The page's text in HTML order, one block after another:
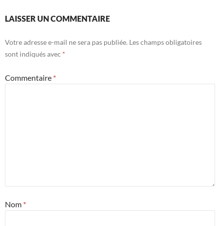
LAISSER UN COMMENTAIRE
Votre adresse e-mail ne sera pas publiée. Les champs obligatoires
sont indiqués avec *
Commentaire *
Nom *